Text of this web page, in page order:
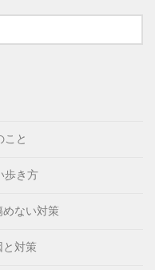
こと
歩き方
ない対策
と対策